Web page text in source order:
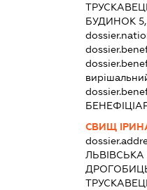
БУДИНОК
СВИЩ
ЛЬВІВСЬКА